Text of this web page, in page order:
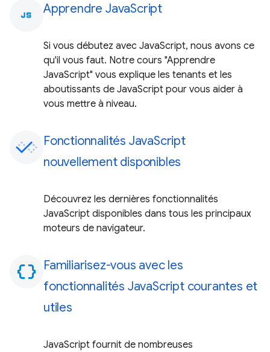
javascript Apprendre JavaScript
Si vous débutez avec JavaScript, nous avons ce
qu'il vous faut. Notre cours "Apprendre
JavaScript" vous explique les tenants et les
aboutissants de JavaScript pour vous aider à
vous mettre à niveau.
Fonctionnalités JavaScript
nouvellement disponibles
Découvrez les dernières fonctionnalités
JavaScript disponibles dans tous les principaux
moteurs de navigateur.
data_object Familiarisez-vous avec les
fonctionnalités JavaScript courantes et
utiles
JavaScript fournit de nombreuses